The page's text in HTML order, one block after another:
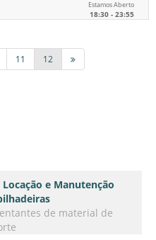
Estamos Aberto
18:30 - 23:55
11 12
Locação e Manutenção
de material de